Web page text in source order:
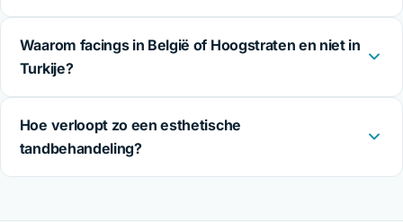
Waarom facings in België of Hoogstraten en niet in
Turkije?
Hoe verloopt zo een esthetische
tandbehandeling?